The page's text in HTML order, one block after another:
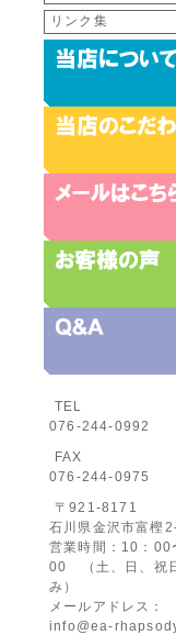
リンク集
TEL
076-244-0992
FAX
076-244-0975
〒921-8171
石川県金沢市富樫
営業時間：10：00
00 （土、日、祝
み）
メールアドレス：
info@ea-